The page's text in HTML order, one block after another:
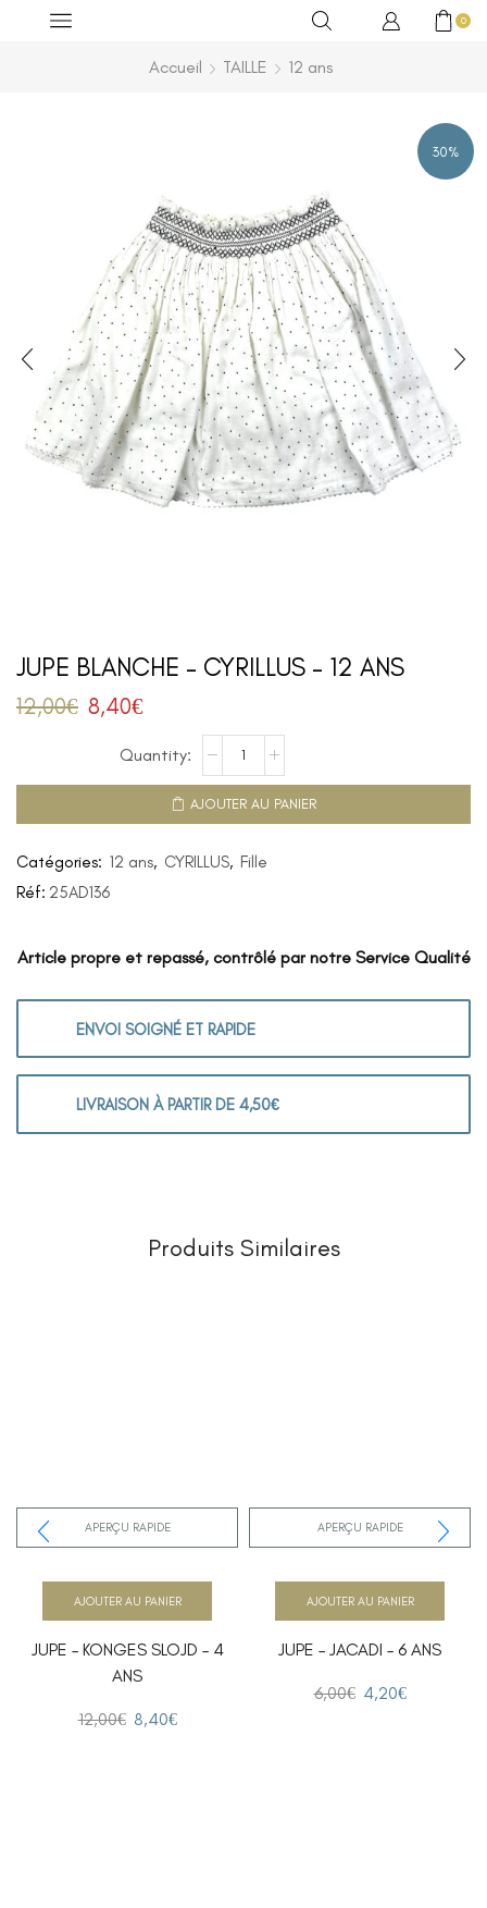
0
Accueil TAILLE 12 ans
30%
JUPE BLANCHE – CYRILLUS – 12 ANS
12,00€ 8,40€
AJOUTER AU PANIER
Catégories: 12 ans, CYRILLUS, Fille
Réf: 25AD136
Article propre et repassé, contrôlé par notre Service Qualité
ENVOI SOIGNÉ ET RAPIDE
LIVRAISON À PARTIR DE 4,50€
Produits Similaires
APERÇU RAPIDE
JUPE – KONGES SLOJD – 4
ANS
12,00€ 8,40€
AJOUTER AU PANIER
APERÇU RAPIDE
JUPE – JACADI – 6 ANS
6,00€ 4,20€
AJOUTER AU PANIER